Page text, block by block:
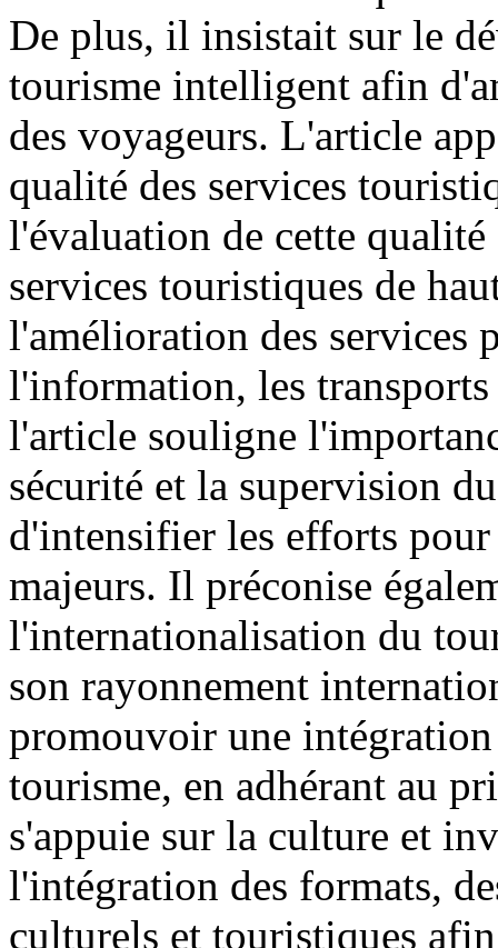
De plus, il insistait sur le
tourisme intelligent afin
des voyageurs. L'article
qualité des services
l'évaluation de cette qualité
services touristiques de
l'amélioration des services
l'information, les
l'article souligne
sécurité et la supervision
d'intensifier les efforts
majeurs. Il préconise
l'internationalisation du
son rayonnement
promouvoir une
tourisme, en adhérant au
s'appuie sur la culture et
l'intégration des formats,
culturels et touristiques